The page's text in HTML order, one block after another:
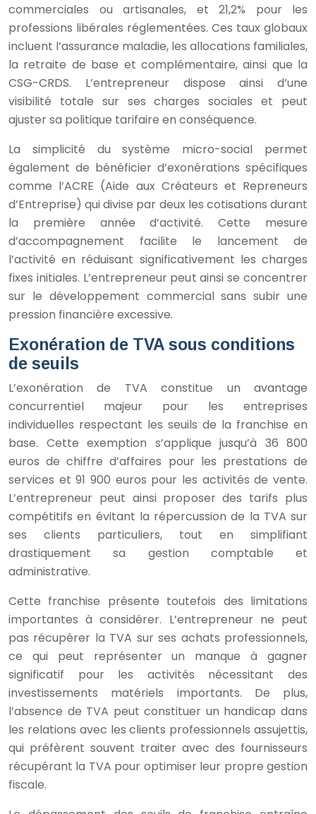
commerciales ou artisanales, et 21,2% pour les
professions libérales réglementées. Ces taux globaux
incluent l’assurance maladie, les allocations familiales,
la retraite de base et complémentaire, ainsi que la
CSG-CRDS. L’entrepreneur dispose ainsi d’une
visibilité totale sur ses charges sociales et peut
ajuster sa politique tarifaire en conséquence.
La simplicité du système micro-social permet
également de bénéficier d’exonérations spécifiques
comme l’ACRE (Aide aux Créateurs et Repreneurs
d’Entreprise) qui divise par deux les cotisations durant
la première année d’activité. Cette mesure
d’accompagnement facilite le lancement de
l’activité en réduisant significativement les charges
fixes initiales. L’entrepreneur peut ainsi se concentrer
sur le développement commercial sans subir une
pression financière excessive.
Exonération de TVA sous conditions
de seuils
L’exonération de TVA constitue un avantage
concurrentiel majeur pour les entreprises
individuelles respectant les seuils de la franchise en
base. Cette exemption s’applique jusqu’à 36 800
euros de chiffre d’affaires pour les prestations de
services et 91 900 euros pour les activités de vente.
L’entrepreneur peut ainsi proposer des tarifs plus
compétitifs en évitant la répercussion de la TVA sur
ses clients particuliers, tout en simplifiant
drastiquement sa gestion comptable et
administrative.
Cette franchise présente toutefois des limitations
importantes à considérer. L’entrepreneur ne peut
pas récupérer la TVA sur ses achats professionnels,
ce qui peut représenter un manque à gagner
significatif pour les activités nécessitant des
investissements matériels importants. De plus,
l’absence de TVA peut constituer un handicap dans
les relations avec les clients professionnels assujettis,
qui préfèrent souvent traiter avec des fournisseurs
récupérant la TVA pour optimiser leur propre gestion
fiscale.